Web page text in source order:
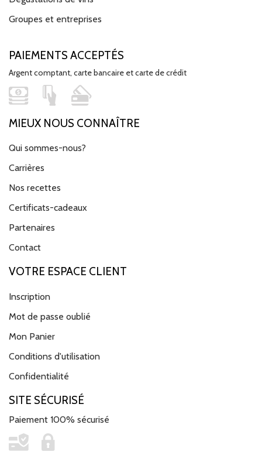
Groupes et entreprises
PAIEMENTS ACCEPTÉS
Argent comptant, carte bancaire et carte de crédit
MIEUX NOUS CONNAÎTRE
Qui sommes-nous?
Carrières
Nos recettes
Certificats-cadeaux
Partenaires
Contact
VOTRE ESPACE CLIENT
Inscription
Mot de passe oublié
Mon Panier
Conditions d'utilisation
Confidentialité
SITE SÉCURISÉ
Paiement 100% sécurisé